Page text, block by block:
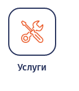
Услуги